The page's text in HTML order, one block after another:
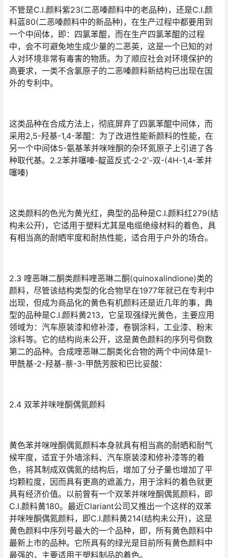
不管是C.I.颜料紫23(二恶嗪颜料中的老品种)，还是C.I.颜
料蓝80(二恶嗪颜料中的新品种)，在生产过程中都要用到
一个中间体，即：四氯苯醌，而在生产四氯苯醌的过程
中，会不可避免地生成少量的二恶英，这是一个已知的对
人对环境非常有毒害的物质。为了顺应社会对环境保护的
高要求，一类不含氯原子的二恶嗪颜料新结构已出现在国
外的专利中。
这类品种在合成方法上，彻底屏弃了四氯苯醌中间体，而
采用2,5-羟基-1,4-苯醌：为了改进性能新颜料的性能，在
另一个中间体5-氨基苯并咪唑酮的杂环氮原子上引进了各
种取代基。2.2苯并噻嗪-靛蓝反式-2-2′-双-(4H-1,4-苯并
噻嗪)
这类颜料的色光为黄光红，典型的品种是C.I.颜料红279(结
构未公开)，它适用于塑料尤其是电缆绝缘材料的着色，具
有相当高的耐晒牢度和耐热性能，适合用于户外的场合。
2.3 喹恶啉二酮类颜料喹恶啉二酮(quinoxalindione)类的
颜料，尽管该结构类型的化合物早在1977年就已在专利中
出现，但成为商品化的黄色有机颜料还是近几年的事，典
型的品种是C.I.颜料黄213，它呈现强绿光黄色，主要应用
领域为：汽车原装漆和修补漆，卷钢涂料，工业漆、粉末
涂料等。它的结构尚未公开，这是黄色颜料的序列号倒数
第二的品种。合成喹恶啉二酮类化合物的两个中间体是1-
甲酰基-2-羟基-萘-3-甲酰芳胺和巴比妥酸：
2.4 双苯并咪唑酮偶氮颜料
黄色苯并咪唑酮偶氮颜料本身就具有相当高的耐晒和耐气
候牢度，适宜于外墙涂料、汽车原装漆和修补漆等的着
色，将其制成双偶氮的结构后，增加了分子量也增加了平
均颗粒度，因而具有更高的遮盖力，用于涂料的着色就更
具有经济价值。以前曾有一个双苯并咪唑酮偶氮颜料，即
C.I.颜料黄180。最近Clariant公司又推出一个这样的双苯
并咪唑酮偶氮颜料，即C.I.颜料黄214(结构未公开)，这是
黄色颜料中序列号最大的一个品种，即，所有黄色颜料中
最新上市的品种。它所具有的绿光是目前所有黄色颜料中
最强的，主要适用于塑料制品的着色。